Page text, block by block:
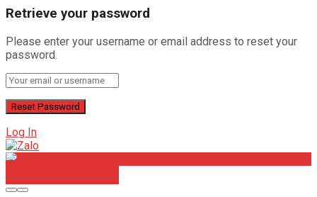
Retrieve your password
Please enter your username or email address to reset your
password.
Log In